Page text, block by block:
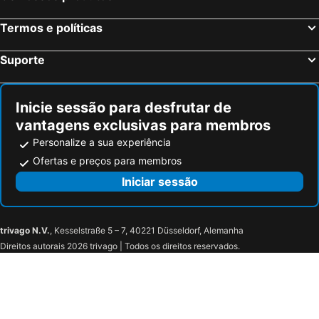
Magny le Hongre, França Hotéis
Termos e políticas
Suporte
Inicie sessão para desfrutar de
vantagens exclusivas para membros
Personalize a sua experiência
Ofertas e preços para membros
Iniciar sessão
trivago N.V., Kesselstraße 5 – 7, 40221 Düsseldorf, Alemanha
Direitos autorais 2026 trivago | Todos os direitos reservados.